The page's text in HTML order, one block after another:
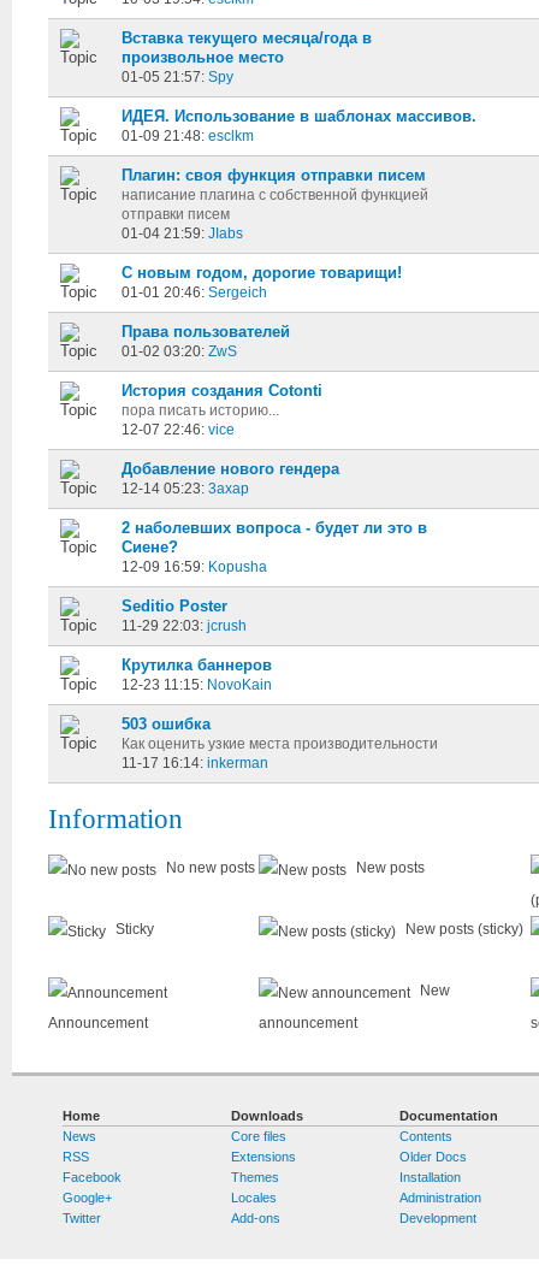
Вставка текущего месяца/года в
произвольное место
01-05 21:57: Spy
ИДЕЯ. Использование в шаблонах массивов.
01-09 21:48: esclkm
Плагин: своя функция отправки писем
написание плагина с собственной функцией
отправки писем
01-04 21:59: JIabs
С новым годом, дорогие товарищи!
01-01 20:46: Sergeich
Права пользователей
01-02 03:20: ZwS
История создания Cotonti
пора писать историю...
12-07 22:46: vice
Добавление нового гендера
12-14 05:23: 3axap
2 наболевших вопроса - будет ли это в
Сиене?
12-09 16:59: Kopusha
Seditio Poster
11-29 22:03: jcrush
Крутилка баннеров
12-23 11:15: NovoKain
503 ошибка
Как оценить узкие места производительности
11-17 16:14: inkerman
Information
No new posts New posts
Sticky
New posts (sticky)
Announcement
New
announcement
Home
News
RSS
Facebook
Google+
Twitter
Downloads
Core files
Extensions
Themes
Locales
Add-ons
Documentation
Contents
Older Docs
Installation
Administration
Development